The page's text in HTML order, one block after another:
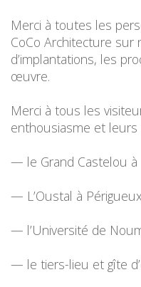
Merci à toutes les
CoCo Architecture
d’implantations, les
œuvre.
Merci à tous les
enthousiasme et
— le Grand Castelou à
— L’Oustal à Périgueux
— l’Université de
— le tiers-lieu et gîte